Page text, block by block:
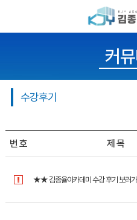
커
수강후기
번 호 제 목
★★ 김종율아카데미 수강 후기 보